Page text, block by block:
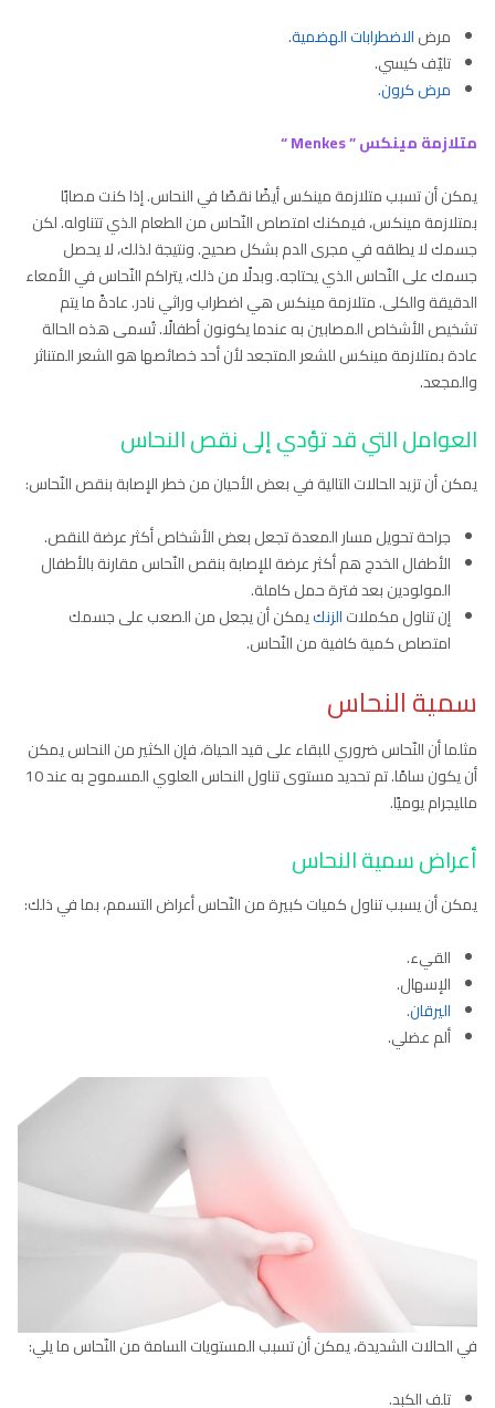
مرضالاضطرابات الهضمية.
تليّف كيسي.
مرض كرون.
متلازمة مينكس ” Menkes “
يمكن أن تسبب متلازمة مينكس أيضًا نقصًا في النحاس. إذا كنت مصابًا
بمتلازمة مينكس، فيمكنك امتصاص النّحاس من الطعام الذي تتناوله. لكن
جسمك لا يطلقه في مجرى الدم بشكل صحيح. ونتيجة لذلك، لا يحصل
جسمك على النّحاس الذي يحتاجه. وبدلًا من ذلك، يتراكم النّحاس في الأمعاء
الدقيقة والكلى. متلازمة مينكس هي اضطراب وراثي نادر. عادةً ما يتم
تشخيص الأشخاص المصابين به عندما يكونون أطفالًا. تُسمى هذه الحالة
عادة بمتلازمة مينكس للشعر المتجعد لأن أحد خصائصها هو الشعر المتناثر
والمجعد.
العوامل التي قد تؤدي إلى نقص النحاس
يمكن أن تزيد الحالات التالية في بعض الأحيان من خطر الإصابة بنقص النّحاس:
جراحة تحويل مسار المعدة تجعل بعض الأشخاص أكثر عرضة للنقص.
الأطفال الخدج هم أكثر عرضة للإصابة بنقص النّحاس مقارنة بالأطفال
المولودين بعد فترة حمل كاملة.
إن تناول مكملاتالزنكيمكن أن يجعل من الصعب على جسمك
امتصاص كمية كافية من النّحاس.
سمية النحاس
مثلما أن النّحاس ضروري للبقاء على قيد الحياة، فإن الكثير من النحاس يمكن
أن يكون سامًا. تم تحديد مستوى تناول النحاس العلوي المسموح به عند 10
ملليجرام يوميًا.
أعراض سمية النحاس
يمكن أن يسبب تناول كميات كبيرة من النّحاس أعراض التسمم، بما في ذلك:
القيء.
الإسهال.
اليرقان.
ألم عضلي.
في الحالات الشديدة، يمكن أن تسبب المستويات السامة من النّحاس ما يلي:
تلف الكبد.